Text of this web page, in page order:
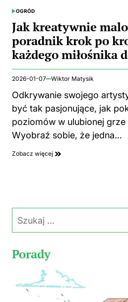
POSTED
OGRÓD
Jak kreatywnie
poradnik krok po
każdego miłośnika
2026-01-07 Wiktor Matysik
Odkrywanie swojego
być tak pasjonujące, jak
poziomów w ulubionej
Wyobraź sobie, że jedna…
Zobacz więcej
Szukaj:
Porady